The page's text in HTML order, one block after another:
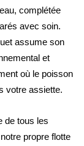
complétée
avec soin.
assume son
et
où le poisson
votre assiette.
de tous les
propre flotte